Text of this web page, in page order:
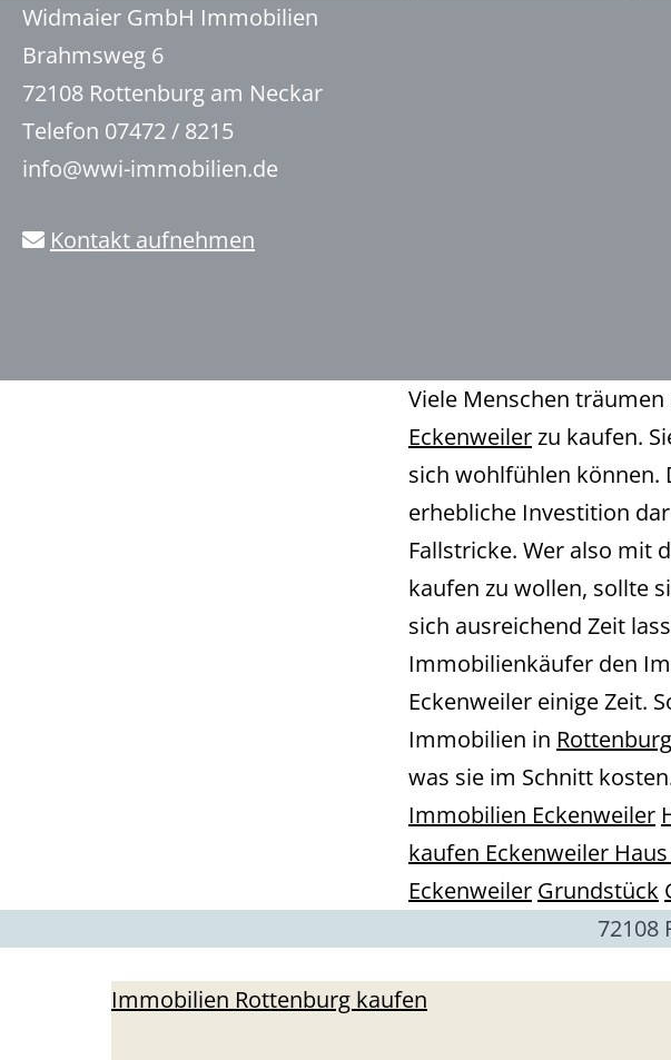
Widmaier GmbH Immobilien
Brahmsweg 6
72108 Rottenburg am Neckar
Telefon 07472 / 8215
info@wwi-immobilien.de
Kontakt aufnehmen
Viele Menschen
Eckenweilerzu kaufen.
sich wohlfühlen
erhebliche Investition
Fallstricke. Wer also mit
kaufen zu wollen, sollte
sich ausreichend Zeit
Immobilienkäufer den
Eckenweiler einige Zeit.
Immobilien in
was sie im Schnitt
Immobilien Eckenweiler
kaufen Eckenweiler
Eckenweiler Grundstück
72108
Immobilien Rottenburg kaufen